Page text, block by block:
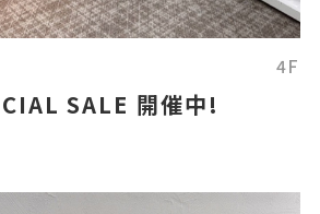
4F
SALE 開催中!